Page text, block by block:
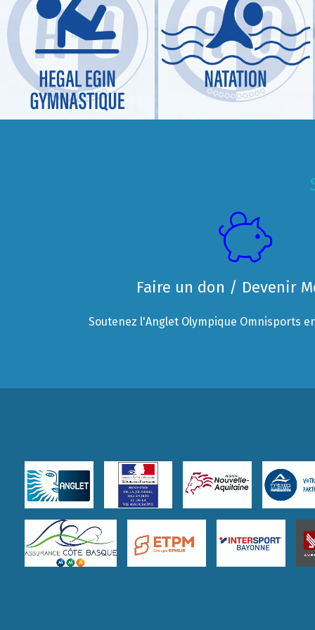
Faire un don / Devenir
Soutenez l'Anglet Olympique Omnisports